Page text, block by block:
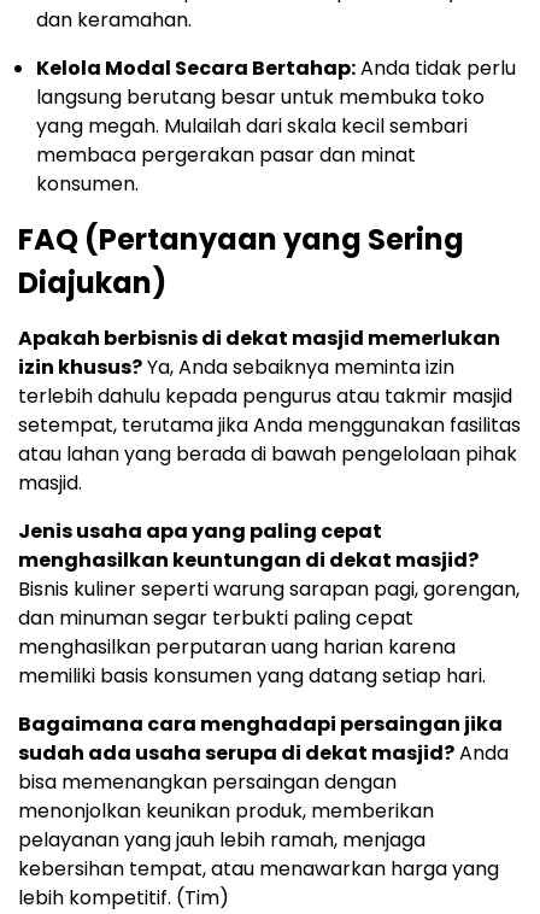
dan keramahan.
Kelola Modal Secara Bertahap:Anda tidak perlu
langsung berutang besar untuk membuka toko
yang megah. Mulailah dari skala kecil sembari
membaca pergerakan pasar dan minat
konsumen.
FAQ (Pertanyaan yang Sering
Diajukan)
Apakah berbisnis di dekat masjid memerlukan
izin khusus?Ya, Anda sebaiknya meminta izin
terlebih dahulu kepada pengurus atau takmir masjid
setempat, terutama jika Anda menggunakan fasilitas
atau lahan yang berada di bawah pengelolaan pihak
masjid.
Jenis usaha apa yang paling cepat
menghasilkan keuntungan di dekat masjid?
Bisnis kuliner seperti warung sarapan pagi, gorengan,
dan minuman segar terbukti paling cepat
menghasilkan perputaran uang harian karena
memiliki basis konsumen yang datang setiap hari.
Bagaimana cara menghadapi persaingan jika
sudah ada usaha serupa di dekat masjid?Anda
bisa memenangkan persaingan dengan
menonjolkan keunikan produk, memberikan
pelayanan yang jauh lebih ramah, menjaga
kebersihan tempat, atau menawarkan harga yang
lebih kompetitif. (Tim)